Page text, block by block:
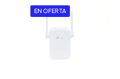
EN OFERTA